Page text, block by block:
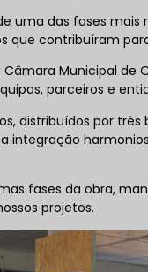
uma das fases
que contribuíram
Municipal de
parceiros e
distribuídos por
integração
fases da obra,
projetos.